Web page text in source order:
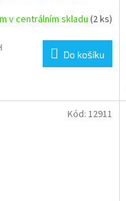
v centrálním skladu(2 ks)
Do košíku
Kód: 12911